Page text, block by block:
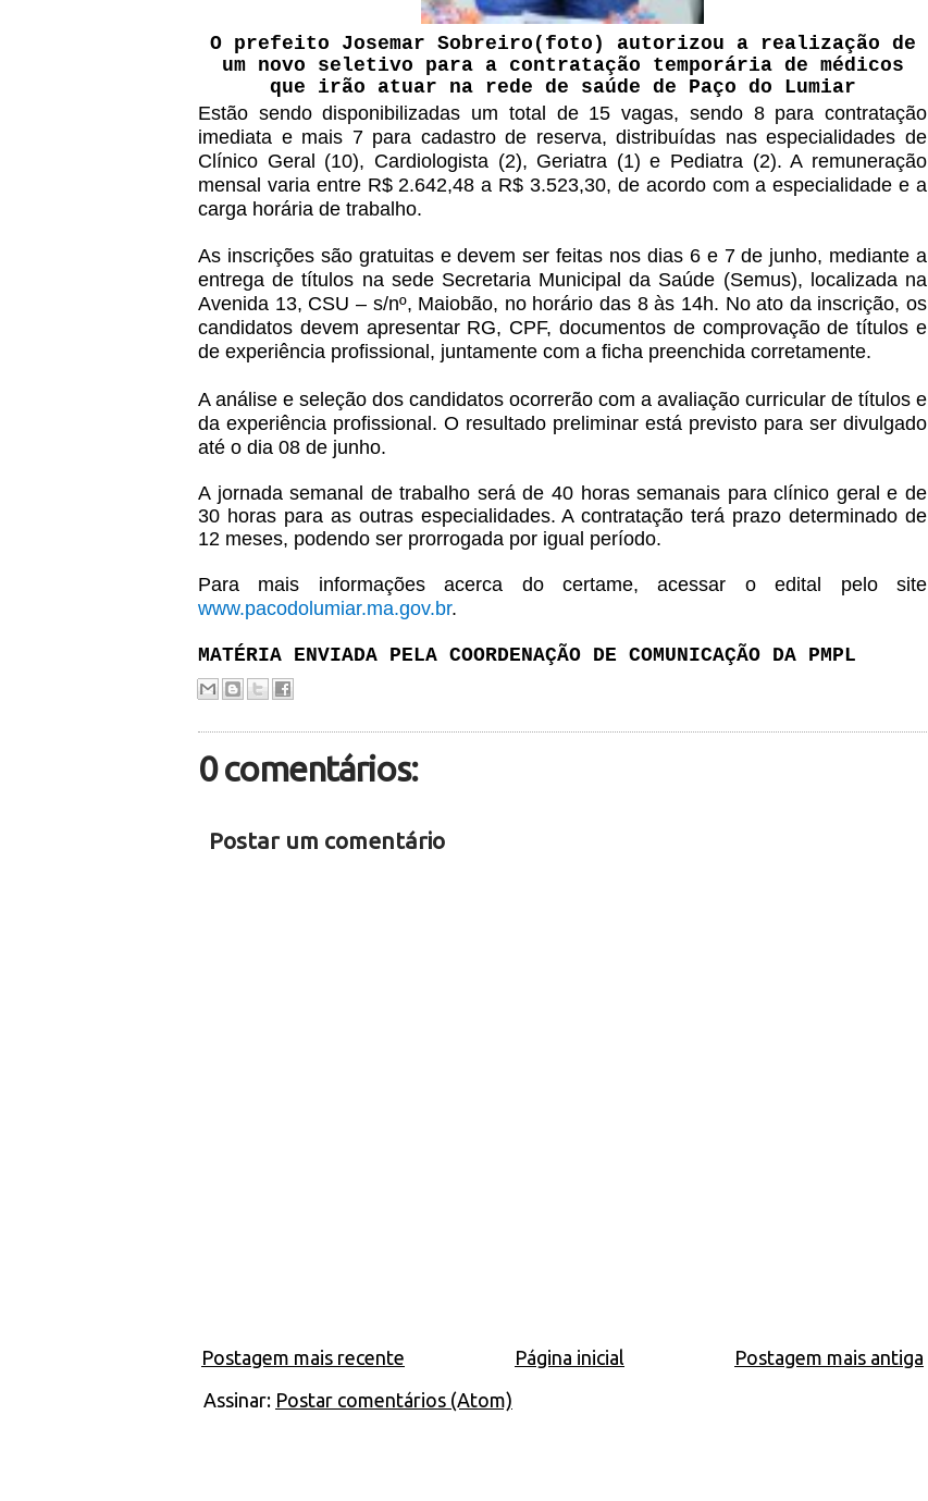
O prefeito Josemar Sobreiro(foto) autorizou a realização de
um novo seletivo para a contratação temporária de médicos
que irão atuar na rede de saúde de Paço do Lumiar
Estão sendo disponibilizadas um total de 15 vagas, sendo 8 para contratação
imediata e mais 7 para cadastro de reserva, distribuídas nas especialidades de
Clínico Geral (10), Cardiologista (2), Geriatra (1) e Pediatra (2). A remuneração
mensal varia entre R$ 2.642,48 a R$ 3.523,30, de acordo com a especialidade e a
carga horária de trabalho.
As inscrições são gratuitas e devem ser feitas nos dias 6 e 7 de junho, mediante a
entrega de títulos na sede Secretaria Municipal da Saúde (Semus), localizada na
Avenida 13, CSU – s/nº, Maiobão, no horário das 8 às 14h. No ato da inscrição, os
candidatos devem apresentar RG, CPF, documentos de comprovação de títulos e
de experiência profissional, juntamente com a ficha preenchida corretamente.
A análise e seleção dos candidatos ocorrerão com a avaliação curricular de títulos e
da experiência profissional. O resultado preliminar está previsto para ser divulgado
até o dia 08 de junho.
A jornada semanal de trabalho será de 40 horas semanais para clínico geral e de
30 horas para as outras especialidades. A contratação terá prazo determinado de
12 meses, podendo ser prorrogada por igual período.
Para mais informações acerca do certame, acessar o edital pelo site
www.pacodolumiar.ma.gov.br.
MATÉRIA ENVIADA PELA COORDENAÇÃO DE COMUNICAÇÃO DA PMPL
0 comentários:
Postar um comentário
Postagem mais recente Postagem mais antiga
Página inicial
Assinar: Postar comentários (Atom)